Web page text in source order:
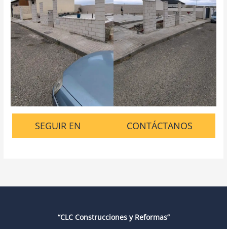
SEGUIR EN CONTÁCTANOS
“CLC Construcciones y Reformas”